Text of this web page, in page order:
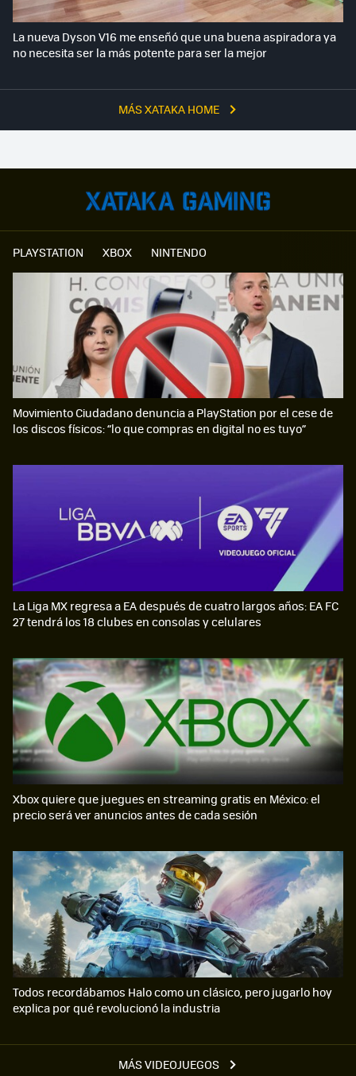
MÁS XATAKA HOME
La nueva Dyson V16 me enseñó que una buena aspiradora ya
no necesita ser la más potente para ser la mejor
PLAYSTATION XBOX NINTENDO
MÁS VIDEOJUEGOS
Movimiento Ciudadano denuncia a PlayStation por el cese de
los discos físicos: “lo que compras en digital no es tuyo”
La Liga MX regresa a EA después de cuatro largos años: EA FC
27 tendrá los 18 clubes en consolas y celulares
Xbox quiere que juegues en streaming gratis en México: el
precio será ver anuncios antes de cada sesión
Todos recordábamos Halo como un clásico, pero jugarlo hoy
explica por qué revolucionó la industria